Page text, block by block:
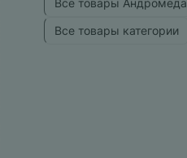
Все товары Андромеда
Все товары категории